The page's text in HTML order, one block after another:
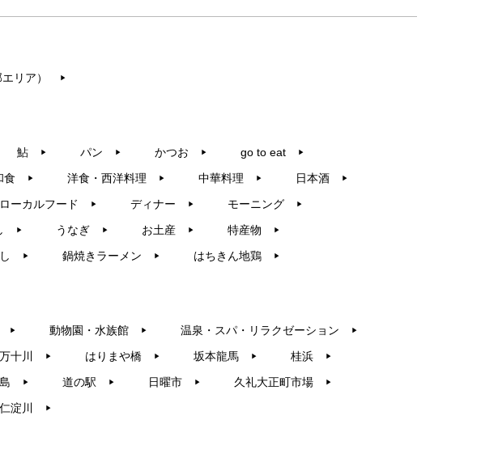
リア） ▶︎
鮎 ▶︎ パン ▶︎ かつお ▶︎ go to eat ▶︎
食 ▶︎ 洋食・西洋料理 ▶︎ 中華料理 ▶︎ 日本酒 ▶︎
ーカルフード ▶︎ ディナー ▶︎ モーニング ▶︎
▶︎ うなぎ ▶︎ お土産 ▶︎ 特産物 ▶︎
▶︎ 鍋焼きラーメン ▶︎ はちきん地鶏 ▶︎
▶︎ 動物園・水族館 ▶︎ 温泉・スパ・リラクゼーション ▶︎
十川 ▶︎ はりまや橋 ▶︎ 坂本龍馬 ▶︎ 桂浜 ▶︎
▶︎ 道の駅 ▶︎ 日曜市 ▶︎ 久礼大正町市場 ▶︎
仁淀川 ▶︎